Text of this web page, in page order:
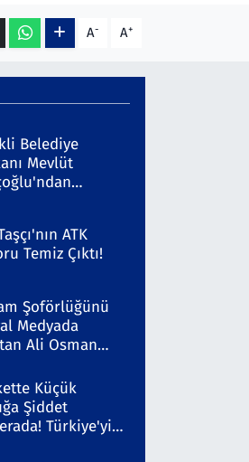
A- A+
Belediye
Mevlüt
ATK
Temiz Çıktı!
Şoförlüğünü
Medyada
Ali Osman
Küçük
Şiddet
Türkiye'yi